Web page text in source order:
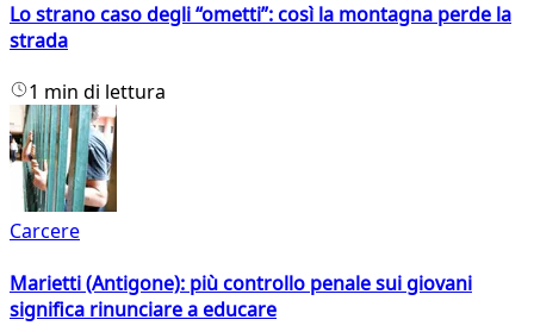
Lo strano caso degli “ometti”: così la montagna perde la
strada
1 min di lettura
Carcere
Marietti (Antigone): più controllo penale sui giovani
significa rinunciare a educare